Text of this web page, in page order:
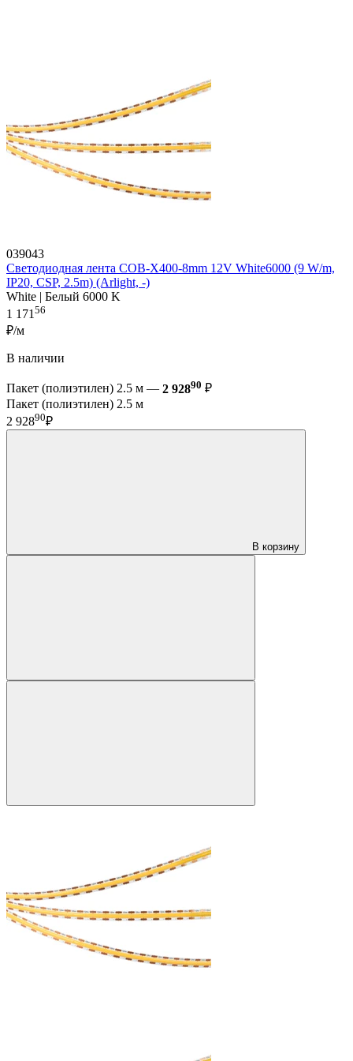
039043
Светодиодная лента COB-X400-8mm 12V White6000 (9 W/m,
IP20, CSP, 2.5m) (Arlight, -)
White | Белый 6000 K
1 171 56
₽/м
В наличии
Пакет (полиэтилен) 2.5 м — 2 92890 ₽
Пакет (полиэтилен) 2.5 м
2 92890₽
В корзину